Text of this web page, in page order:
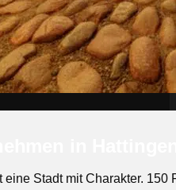
eine Stadt mit Charakter.